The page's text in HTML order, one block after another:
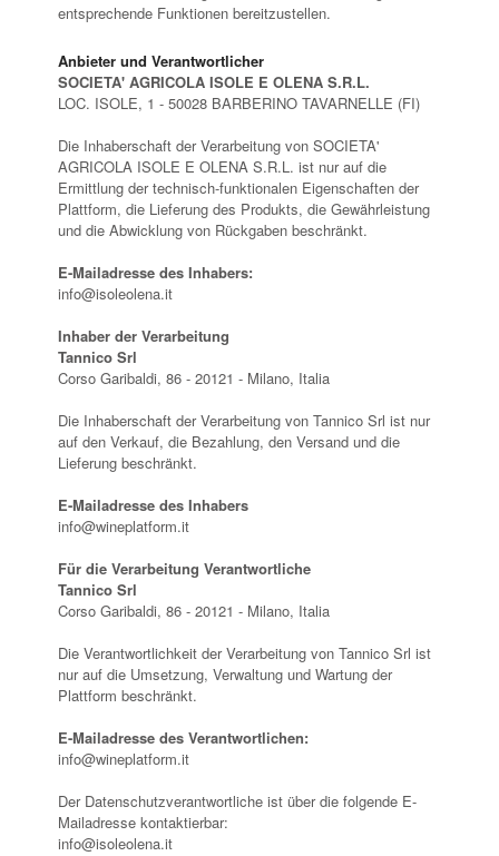
entsprechende Funktionen bereitzustellen.
Anbieter und Verantwortlicher
SOCIETA' AGRICOLA ISOLE E OLENA S.R.L.
LOC. ISOLE, 1 - 50028 BARBERINO TAVARNELLE (FI)
Die Inhaberschaft der Verarbeitung von SOCIETA'
AGRICOLA ISOLE E OLENA S.R.L. ist nur auf die
Ermittlung der technisch-funktionalen Eigenschaften der
Plattform, die Lieferung des Produkts, die Gewährleistung
und die Abwicklung von Rückgaben beschränkt.
E-Mailadresse des Inhabers:
info@isoleolena.it
Inhaber der Verarbeitung
Tannico Srl
Corso Garibaldi, 86 - 20121 - Milano, Italia
Die Inhaberschaft der Verarbeitung von Tannico Srl ist nur
auf den Verkauf, die Bezahlung, den Versand und die
Lieferung beschränkt.
E-Mailadresse des Inhabers
info@wineplatform.it
Für die Verarbeitung Verantwortliche
Tannico Srl
Corso Garibaldi, 86 - 20121 - Milano, Italia
Die Verantwortlichkeit der Verarbeitung von Tannico Srl ist
nur auf die Umsetzung, Verwaltung und Wartung der
Plattform beschränkt.
E-Mailadresse des Verantwortlichen:
info@wineplatform.it
Der Datenschutzverantwortliche ist über die folgende E-
Mailadresse kontaktierbar:
info@isoleolena.it